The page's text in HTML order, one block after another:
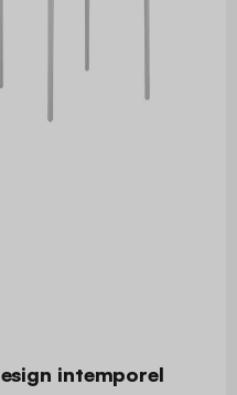
intemporel